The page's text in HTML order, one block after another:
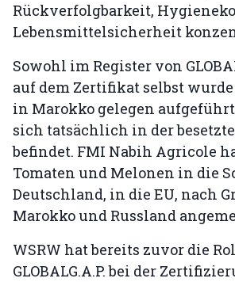
Rückverfolgbarkeit,
Lebensmittelsicherheit
Sowohl im Register von
auf dem Zertifikat selbst
in Marokko gelegen
sich tatsächlich in der
befindet. FMI Nabih Agricole
Tomaten und Melonen in die
Deutschland, in die EU, nach
Marokko und Russland
WSRW hat bereits zuvor die
GLOBALG.A.P. bei der